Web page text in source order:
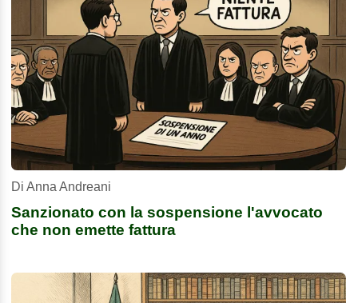
Di Anna Andreani
Sanzionato con la sospensione l'avvocato
che non emette fattura